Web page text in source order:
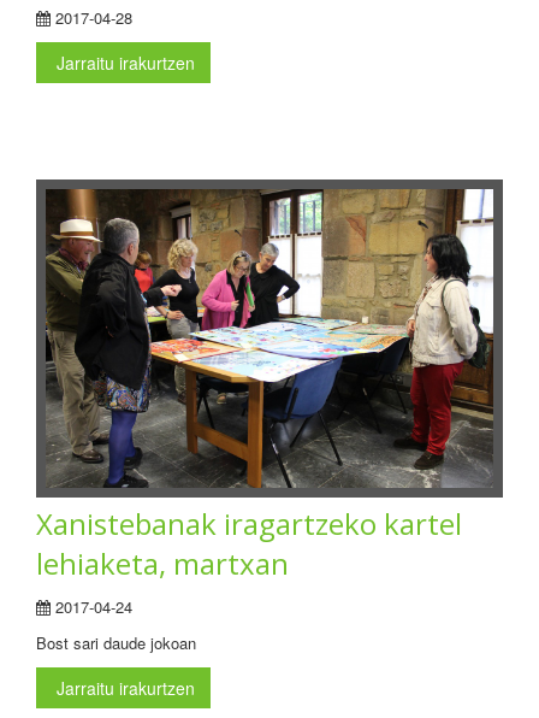
2017-04-28
Jarraitu irakurtzen
Xanistebanak iragartzeko kartel
lehiaketa, martxan
2017-04-24
Bost sari daude jokoan
Jarraitu irakurtzen